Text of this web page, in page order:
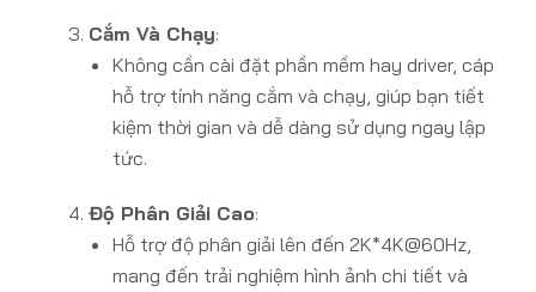
Cắm Và Chạy:
Không cần cài đặt phần mềm hay driver, cáp
hỗ trợ tính năng cắm và chạy, giúp bạn tiết
kiệm thời gian và dễ dàng sử dụng ngay lập
tức.
Độ Phân Giải Cao:
Hỗ trợ độ phân giải lên đến 2K*4K@60Hz,
mang đến trải nghiệm hình ảnh chi tiết và